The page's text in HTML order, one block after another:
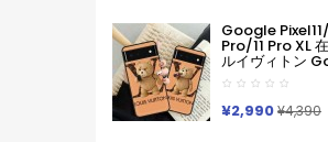
Iphone11 12 13
型ケース メンズ
スマホケース ア
ン15 14 13 Pro
帳 携帯ケース
Google Pixel11/
Pro/11 Pro XL
ルイヴィトン
Pixel 11 10 Pro
8 9pro Iphone
Pro Max Galaxy
ケースハイブラ
¥2,990¥4,390